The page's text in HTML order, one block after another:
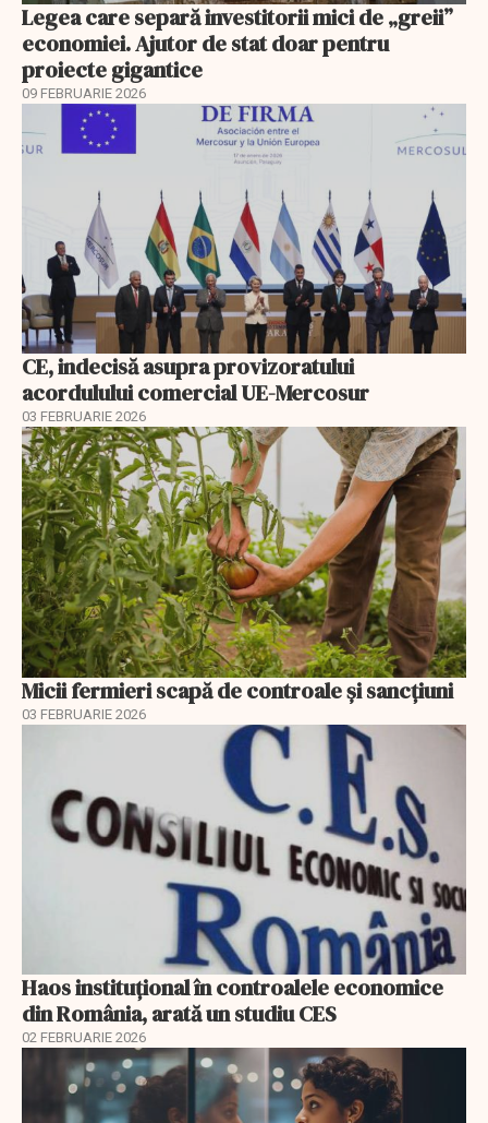
Legea care separă investitorii mici de „greii”
economiei. Ajutor de stat doar pentru
proiecte gigantice
09 FEBRUARIE 2026
CE, indecisă asupra provizoratului
acordulului comercial UE-Mercosur
03 FEBRUARIE 2026
Micii fermieri scapă de controale și sancțiuni
03 FEBRUARIE 2026
Haos instituțional în controalele economice
din România, arată un studiu CES
02 FEBRUARIE 2026